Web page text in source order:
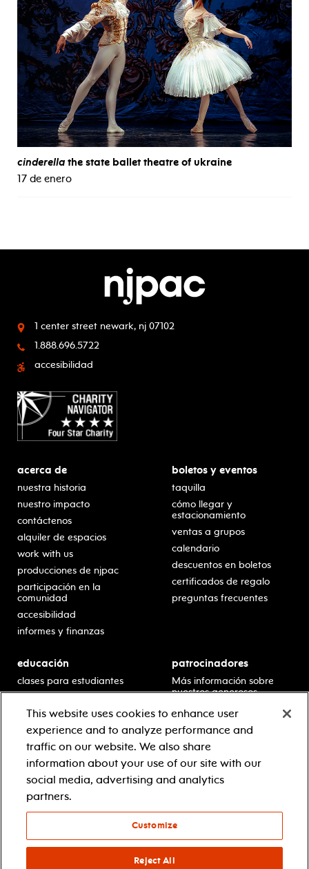
cinderella the state ballet theatre of ukraine
17 de enero
1 center street newark, nj 07102
1.888.696.5722
accesibilidad
acerca de
nuestra historia
nuestro impacto
contáctenos
alquiler de espacios
work with us
producciones de njpac
participación en la
comunidad
accesibilidad
informes y finanzas
boletos y eventos
taquilla
cómo llegar y
estacionamiento
ventas a grupos
calendario
descuentos en boletos
certificados de regalo
preguntas frecuentes
educación
clases para estudiantes
escolar
residencias en escuelas
desarrollo profesional
recursos para docentes
comuníquese con el
equipo educativo
patrocinadores
Más información sobre
nuestros generosos
This website uses cookies to enhance user
experience and to analyze performance and
traffic on our website. We also share
information about your use of our site with our
social media, advertising and analytics
partners.
Customize
Reject All